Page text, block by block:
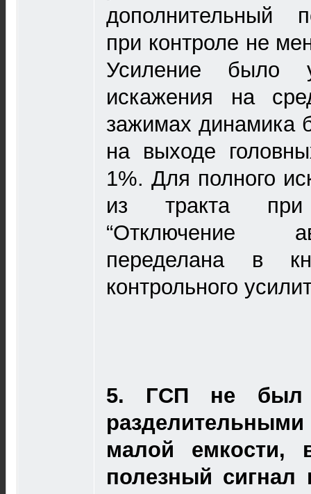
дополнительный
при контроле не
Усиление было
искажения на
зажимах динамика
на выходе
1%. Для полного
из тракта
“Отключение
переделана в
контрольного
5.
ГСП не был
малой емкости,
полезный